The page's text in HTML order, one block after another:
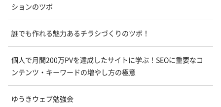
ションのツボ
誰でも作れる魅力あるチラシづくりのツボ！
個人で月間200万PVを達成したサイトに学ぶ！SEOに重要なコ
ンテンツ・キーワードの増やし方の極意
ゆうきウェブ勉強会